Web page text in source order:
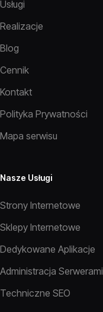
Usługi
Realizacje
Blog
Cennik
Kontakt
Polityka Prywatności
Mapa serwisu
Nasze Usługi
Strony Internetowe
Sklepy Internetowe
Dedykowane Aplikacje
Administracja Serwerami
Techniczne SEO